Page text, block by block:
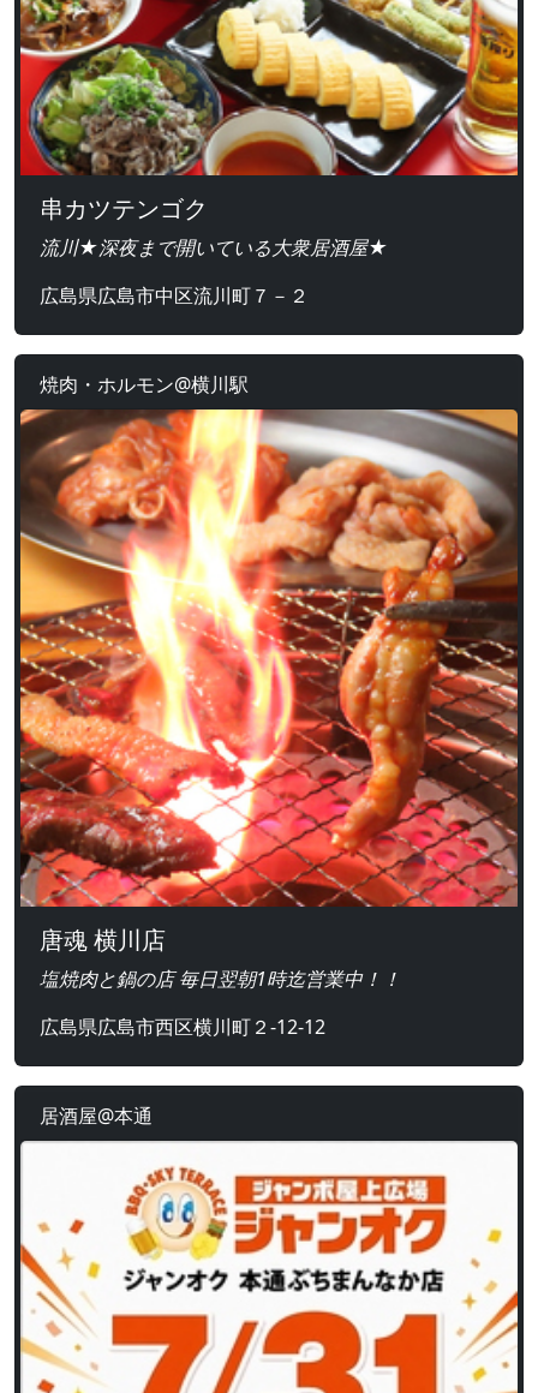
串カツテンゴク
流川★深夜まで開いている大衆居酒屋★
広島県広島市中区流川町７－２
焼肉・ホルモン@横川駅
唐魂 横川店
塩焼肉と鍋の店 毎日翌朝1時迄営業中！！
広島県広島市西区横川町２-12-12
居酒屋@本通